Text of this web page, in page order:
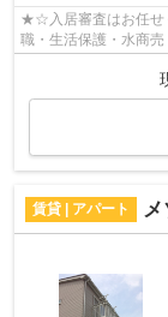
★☆入居審査はお任せ
職・生活保護・水商
賃貸 | アパート メ